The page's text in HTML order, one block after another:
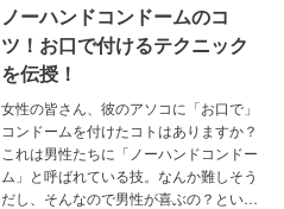
ノーハンドコンドームのコ
ツ！お口で付けるテクニック
を伝授！
女性の皆さん、彼のアソコに「お口で」
コンドームを付けたコトはありますか？
これは男性たちに「ノーハンドコンドー
ム」と呼ばれている技。なんか難しそう
だし、そんなので男性が喜ぶの？という